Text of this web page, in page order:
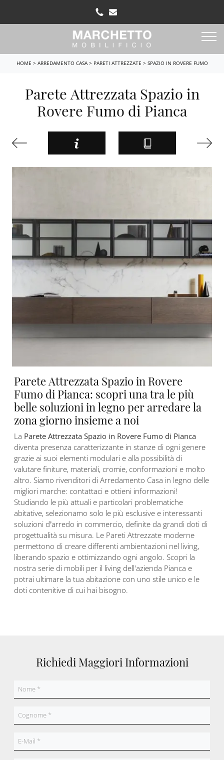
HOME > ARREDAMENTO CASA> PARETI ATTREZZATE > SPAZIO IN ROVERE FUMO
Parete Attrezzata Spazio in
Rovere Fumo di Pianca
Parete Attrezzata Spazio in Rovere
Fumo di Pianca: scopri una tra le più
belle soluzioni in legno per arredare la
zona giorno insieme a noi
La Parete Attrezzata Spazio in Rovere Fumo di Pianca
diventa presenza caratterizzante in stanze di ogni genere
grazie ai suoi elementi modulari e alla possibilità di
valutare finiture, materiali, cromie, conformazioni e molto
altro. Siamo rivenditori di Arredamento Casa in legno delle
migliori marche: contattaci e ottieni informazioni!
Studiando le più attuali e particolari problematiche
abitative, selezionamo solo le più esclusive e interessanti
soluzioni d’arredo in commercio, definite da grandi doti di
progettualità su misura. Le Pareti Attrezzate moderne
permettono di creare differenti ambientazioni nel living,
liberando spazio e ottimizzando ogni angolo. Scopri la
nostra serie di mobili per il living dell'azienda Pianca e
potrai ultimare la tua abitazione con uno stile unico e le
doti contenitive di cui hai bisogno.
Richiedi Maggiori Informazioni